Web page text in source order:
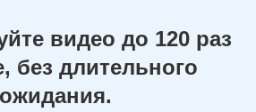
видео до 120 раз
без длительного
ожидания.